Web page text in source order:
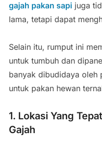
gajah pakan sapijuga
lama, tetapi dapat
Selain itu, rumput ini
untuk tumbuh dan
banyak dibudidaya oleh
untuk pakan hewan
1. Lokasi Yang
Gajah